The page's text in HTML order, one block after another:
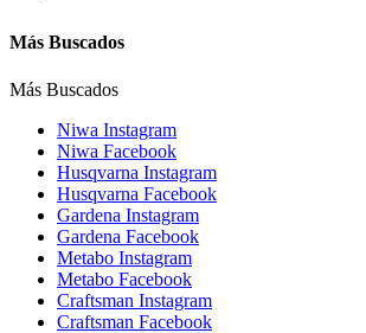
Más Buscados
Más Buscados
Niwa Instagram
Niwa Facebook
Husqvarna Instagram
Husqvarna Facebook
Gardena Instagram
Gardena Facebook
Metabo Instagram
Metabo Facebook
Craftsman Instagram
Craftsman Facebook